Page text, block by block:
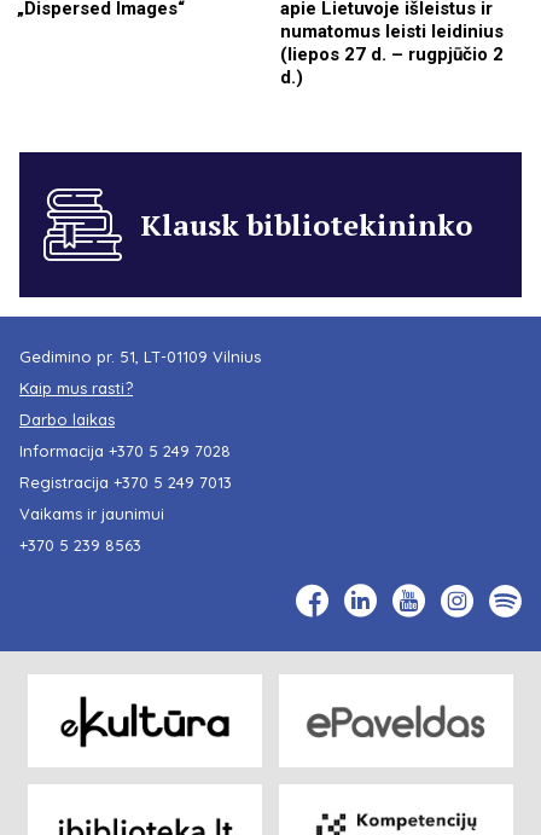
„Dispersed Images“
apie Lietuvoje išleistus ir
numatomus leisti leidinius
(liepos 27 d. – rugpjūčio 2
d.)
Klausk bibliotekininko
Gedimino pr. 51, LT-01109 Vilnius
Kaip mus rasti?
Darbo laikas
Informacija +370 5 249 7028
Registracija +370 5 249 7013
Vaikams ir jaunimui
+370 5 239 8563